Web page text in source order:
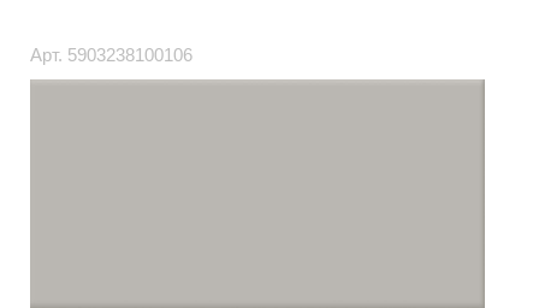
Арт. 5903238100106